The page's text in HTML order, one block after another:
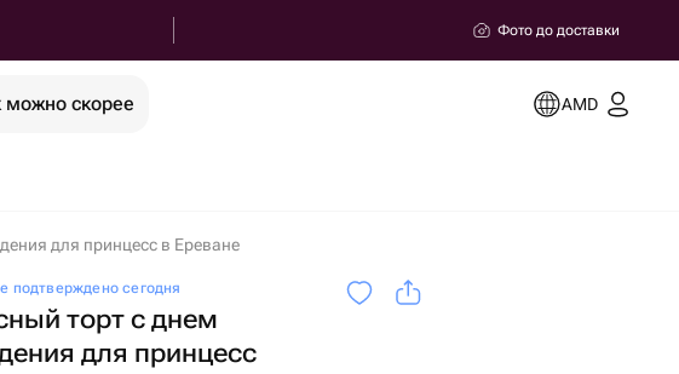
Фото до доставки
можно скорее AMD
для принцесс в Ереване
подтверждено сегодня
торт с днем
для принцесс